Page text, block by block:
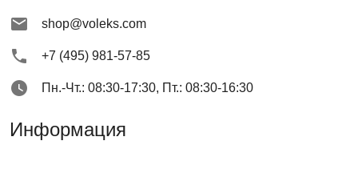
shop@voleks.com
+7 (495) 981-57-85
Пн.-Чт.: 08:30-17:30, Пт.: 08:30-16:30
Информация